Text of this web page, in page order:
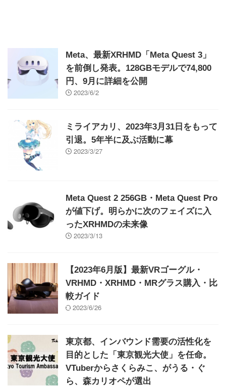
Meta、最新XRHMD「Meta Quest 3」
を前倒し発表。128GBモデルで74,800
円、9月に詳細を公開
2023/6/2
ミライアカリ、2023年3月31日をもって
引退。5年半に及ぶ活動に幕
2023/3/27
Meta Quest 2 256GB・Meta Quest Pro
が値下げ。明らかに次のフェイズに入
ったXRHMDの未来像
2023/3/13
【2023年6月版】最新VRゴーグル・
VRHMD・XRHMD・MRグラス購入・比
較ガイド
2023/6/26
東京都、インバウンド需要の活性化を
目的とした「東京観光大使」を任命。
VTuberからさくらみこ、がうる・ぐ
ら、森カリオペが選出